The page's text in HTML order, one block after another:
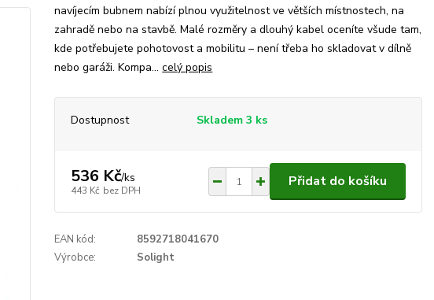
navíjecím bubnem nabízí plnou využitelnost ve větších místnostech, na
zahradě nebo na stavbě. Malé rozměry a dlouhý kabel oceníte všude tam,
kde potřebujete pohotovost a mobilitu – není třeba ho skladovat v dílně
nebo garáži. Kompa...celý popis
Dostupnost Skladem 3 ks
536 Kč/ks
443 Kč bez DPH
Přidat do košíku
EAN kód:
8592718041670
Výrobce:
Solight